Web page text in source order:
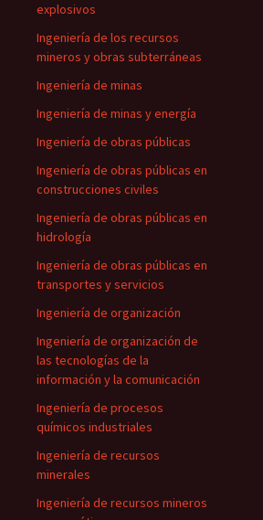
explosivos
Ingeniería de los recursos
mineros y obras subterráneas
Ingeniería de minas
Ingeniería de minas y energía
Ingeniería de obras públicas
Ingeniería de obras públicas en
construcciones civiles
Ingeniería de obras públicas en
hidrología
Ingeniería de obras públicas en
transportes y servicios
Ingeniería de organización
Ingeniería de organización de
las tecnologías de la
información y la comunicación
Ingeniería de procesos
químicos industriales
Ingeniería de recursos
minerales
Ingeniería de recursos mineros